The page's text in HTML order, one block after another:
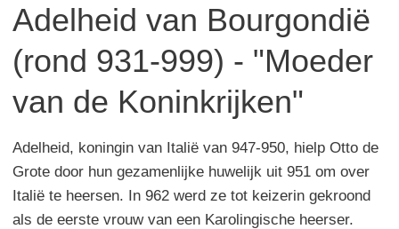
Adelheid van Bourgondië
(rond 931-999) - "Moeder
van de Koninkrijken"
Adelheid, koningin van Italië van 947-950, hielp Otto de
Grote door hun gezamenlijke huwelijk uit 951 om over
Italië te heersen. In 962 werd ze tot keizerin gekroond
als de eerste vrouw van een Karolingische heerser.